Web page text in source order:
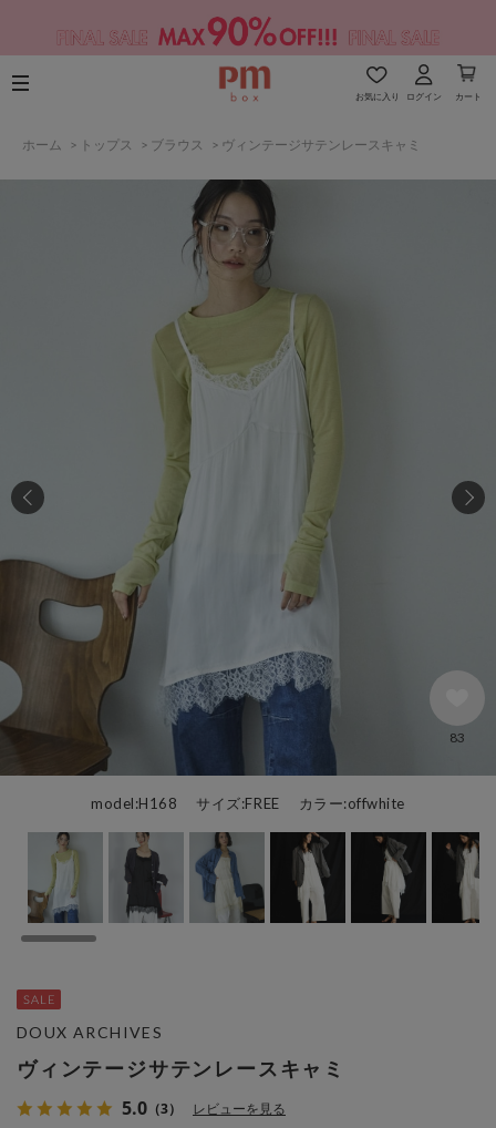
お気に入り ログイン カート
ホーム > トップス > ブラウス > ヴィンテージサテンレースキャミ
model:H168 サイズ:FREE カラー:offwhite
83
ヴィンテージサテンレースキャミ
5.0 （3） レビューを見る
DOUX ARCHIVES